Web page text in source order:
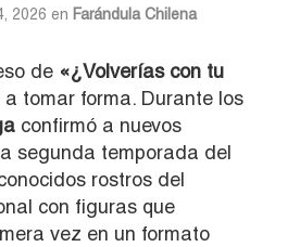
2026 en Farándula Chilena
de «¿Volverías con tu
tomar forma. Durante los
confirmó a nuevos
segunda temporada del
rostros del
con figuras que
vez en un formato